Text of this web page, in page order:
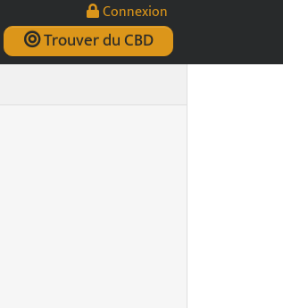
Connexion
Trouver du CBD